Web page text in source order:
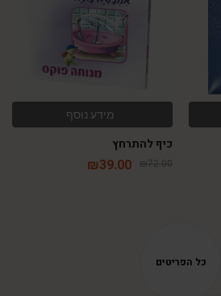
מידע נוסף
כיף להתרחץ
₪72.00
₪39.00